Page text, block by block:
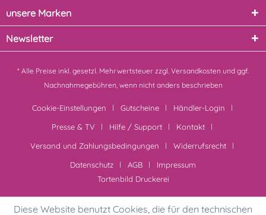
unsere Marken
Newsletter
* Alle Preise inkl. gesetzl. Mehrwertsteuer zzgl. Versandkosten und ggf.
Nachnahmegebühren, wenn nicht anders beschrieben
Cookie-Einstellungen Gutscheine
Händler-Login
Presse & TV
Hilfe / Support
Kontakt
Versand und Zahlungsbedingungen
Widerrufsrecht
Datenschutz
AGB
Impressum
Tortenbild Druckerei
Diese Website benutzt Cookies, die für den technischen